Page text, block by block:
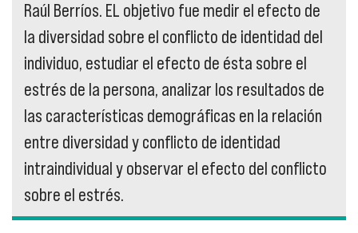
Raúl Berríos. EL objetivo fue medir el efecto de
la diversidad sobre el conflicto de identidad del
individuo, estudiar el efecto de ésta sobre el
estrés de la persona, analizar los resultados de
las características demográficas en la relación
entre diversidad y conflicto de identidad
intraindividual y observar el efecto del conflicto
sobre el estrés.